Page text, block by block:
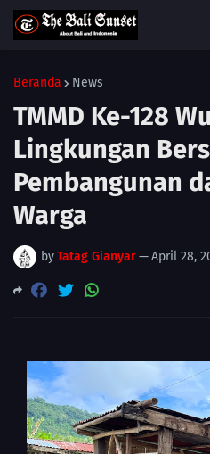
Beranda News
TMMD Ke-128
Lingkungan
Pembangunan
Warga
byTatag Gianyar—April 28,